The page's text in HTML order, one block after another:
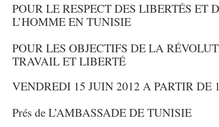
POUR LE RESPECT DES LIBERTÉS ET
L’HOMME EN TUNISIE
POUR LES OBJECTIFS DE LA
TRAVAIL ET LIBERTÉ
VENDREDI 15 JUIN 2012 A PARTIR DE
Prés de L’AMBASSADE DE TUNISIE